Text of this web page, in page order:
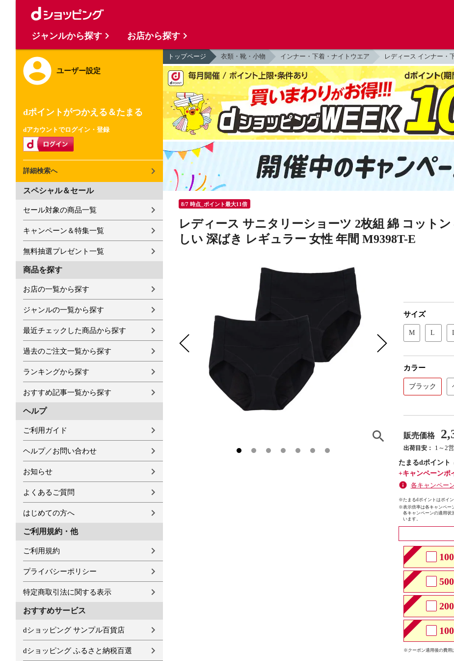
ユーザー設定
dポイントがつかえる＆たまる
dアカウントでログイン・登録
詳細検索へ
スペシャル＆セール
セール対象の商品一覧
キャンペーン＆特集一覧
無料抽選プレゼント一覧
商品を探す
お店の一覧から探す
ジャンルの一覧から探す
最近チェックした商品から探す
過去のご注文一覧から探す
ランキングから探す
おすすめ記事一覧から探す
ヘルプ
ご利用ガイド
ヘルプ／お問い合わせ
お知らせ
よくあるご質問
はじめての方へ
ご利用規約・他
ご利用規約
プライバシーポリシー
特定商取引法に関する表示
おすすめサービス
dショッピング サンプル百貨店
dショッピング ふるさと納税百選
トップページ 衣類・靴・小物 インナー・下着・ナイトウエア レディース インナー・
8/7 時点_ポイント最大11倍
レディース サニタリーショーツ 2枚組 綿 コット
しい 深ばき レギュラー 女性 年間 M9398T-E
サイズ
M L
カラー
ブラック
販売価格
出荷目安：
1～2
たまるdポイント
+キャンペーンポ
各キャンペー
※たまるdポイントはポイン
※表示倍率は各キャンペー
各キャンペーンの適用状
います。
※クーポン適用後の費用
ジャンルから探す お店から探す